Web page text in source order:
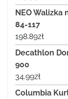
NEO Walizka
84-117
198.89zł
Decathlon
900
34.99zł
Columbia